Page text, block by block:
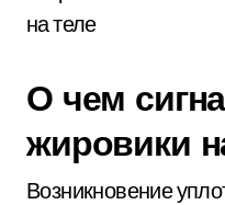
О чем
жировики
Возникновение